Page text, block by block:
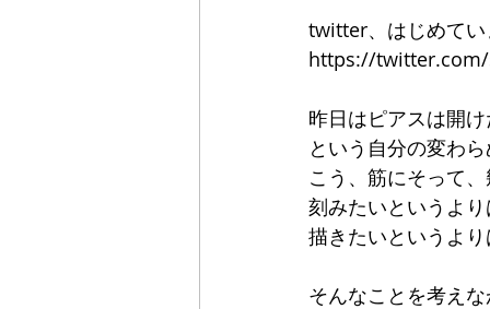
twitter、はじめてい
https://
昨日はピアスは開
という自分の変わ
こう、筋にそって
刻みたいというよ
描きたいというよ
そんなことを考え